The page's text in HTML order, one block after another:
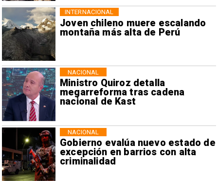
Joven chileno muere escalando
montaña más alta de Perú
INTERNACIONAL
Ministro Quiroz detalla
megarreforma tras cadena
nacional de Kast
NACIONAL
Gobierno evalúa nuevo estado de
excepción en barrios con alta
criminalidad
NACIONAL